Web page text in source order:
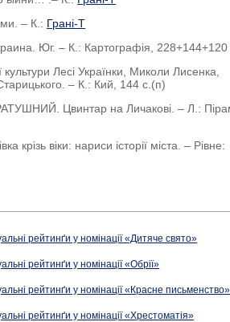
– К.: Грані-Т
Юг. – К.: Картографія,
культури Лесі Українки, Миколи Лисенка,
– К.: Кий, 144 с.(п)
Цвинтар на Личакові. – Л.:
віки: нариси історії міста. – Рівне:
рейтинґи у номінації «Дитяче свято»
рейтинґи у номінації «Обрії»
рейтинґи у номінації «Красне письменство»
рейтинґи у номінації «Хрестоматія»